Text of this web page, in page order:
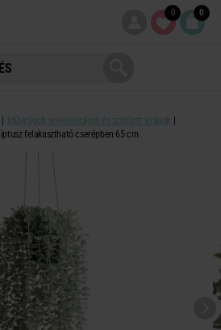
0 0
Művirágok, selyemvirágok és szárított virágok
felakasztható cserépben 65 cm